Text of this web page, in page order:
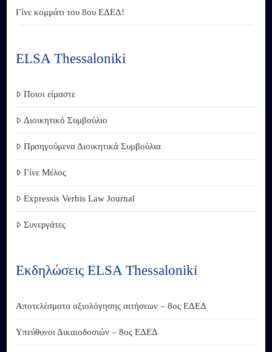
Γίνε κομμάτι του 8ου ΕΔΕΔ!
ELSA Thessaloniki
Ποιοι είμαστε
Διοικητικό Συμβούλιο
Προηγούμενα Διοικητικά Συμβούλια
Γίνε Μέλος
Expressis Verbis Law Journal
Συνεργάτες
Εκδηλώσεις ELSA Thessaloniki
Αποτελέσματα αξιολόγησης αιτήσεων – 8ος ΕΔΕΔ
Υπεύθυνοι Δικαιοδοσιών – 8ος ΕΔΕΔ